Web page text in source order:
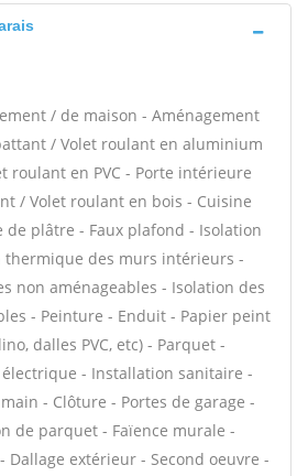
/ de maison - Aménagement
/ Volet roulant en aluminium
roulant en PVC - Porte intérieure
/ Volet roulant en bois - Cuisine
de plâtre - Faux plafond - Isolation
thermique des murs intérieurs -
non aménageables - Isolation des
- Peinture - Enduit - Papier peint
dalles PVC, etc) - Parquet -
- Installation sanitaire -
- Clôture - Portes de garage -
de parquet - Faïence murale -
Dallage extérieur - Second oeuvre -